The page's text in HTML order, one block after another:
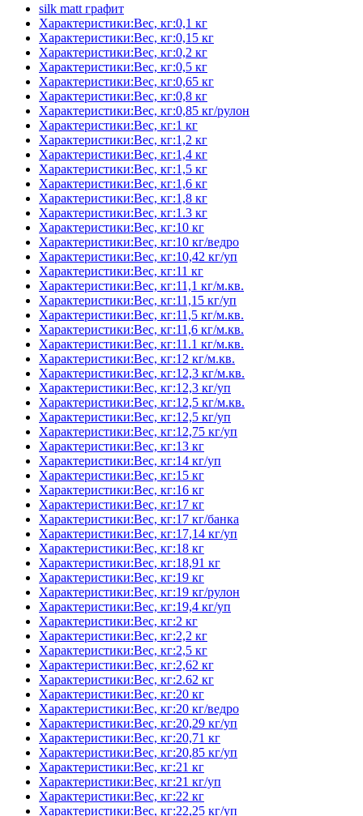
silk matt графит
Характеристики:Вес, кг:0,1 кг
Характеристики:Вес, кг:0,15 кг
Характеристики:Вес, кг:0,2 кг
Характеристики:Вес, кг:0,5 кг
Характеристики:Вес, кг:0,65 кг
Характеристики:Вес, кг:0,8 кг
Характеристики:Вес, кг:0,85 кг/рулон
Характеристики:Вес, кг:1 кг
Характеристики:Вес, кг:1,2 кг
Характеристики:Вес, кг:1,4 кг
Характеристики:Вес, кг:1,5 кг
Характеристики:Вес, кг:1,6 кг
Характеристики:Вес, кг:1,8 кг
Характеристики:Вес, кг:1.3 кг
Характеристики:Вес, кг:10 кг
Характеристики:Вес, кг:10 кг/ведро
Характеристики:Вес, кг:10,42 кг/уп
Характеристики:Вес, кг:11 кг
Характеристики:Вес, кг:11,1 кг/м.кв.
Характеристики:Вес, кг:11,15 кг/уп
Характеристики:Вес, кг:11,5 кг/м.кв.
Характеристики:Вес, кг:11,6 кг/м.кв.
Характеристики:Вес, кг:11.1 кг/м.кв.
Характеристики:Вес, кг:12 кг/м.кв.
Характеристики:Вес, кг:12,3 кг/м.кв.
Характеристики:Вес, кг:12,3 кг/уп
Характеристики:Вес, кг:12,5 кг/м.кв.
Характеристики:Вес, кг:12,5 кг/уп
Характеристики:Вес, кг:12,75 кг/уп
Характеристики:Вес, кг:13 кг
Характеристики:Вес, кг:14 кг/уп
Характеристики:Вес, кг:15 кг
Характеристики:Вес, кг:16 кг
Характеристики:Вес, кг:17 кг
Характеристики:Вес, кг:17 кг/банка
Характеристики:Вес, кг:17,14 кг/уп
Характеристики:Вес, кг:18 кг
Характеристики:Вес, кг:18,91 кг
Характеристики:Вес, кг:19 кг
Характеристики:Вес, кг:19 кг/рулон
Характеристики:Вес, кг:19,4 кг/уп
Характеристики:Вес, кг:2 кг
Характеристики:Вес, кг:2,2 кг
Характеристики:Вес, кг:2,5 кг
Характеристики:Вес, кг:2,62 кг
Характеристики:Вес, кг:2.62 кг
Характеристики:Вес, кг:20 кг
Характеристики:Вес, кг:20 кг/ведро
Характеристики:Вес, кг:20,29 кг/уп
Характеристики:Вес, кг:20,71 кг
Характеристики:Вес, кг:20,85 кг/уп
Характеристики:Вес, кг:21 кг
Характеристики:Вес, кг:21 кг/уп
Характеристики:Вес, кг:22 кг
Характеристики:Вес, кг:22,25 кг/уп